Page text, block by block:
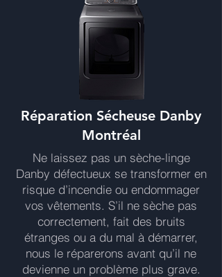
Réparation Sécheuse Danby
Montréal
Ne laissez pas un sèche-linge
Danby défectueux se transformer en
risque d’incendie ou endommager
vos vêtements. S’il ne sèche pas
correctement, fait des bruits
étranges ou a du mal à démarrer,
nous le réparerons avant qu’il ne
devienne un problème plus grave.